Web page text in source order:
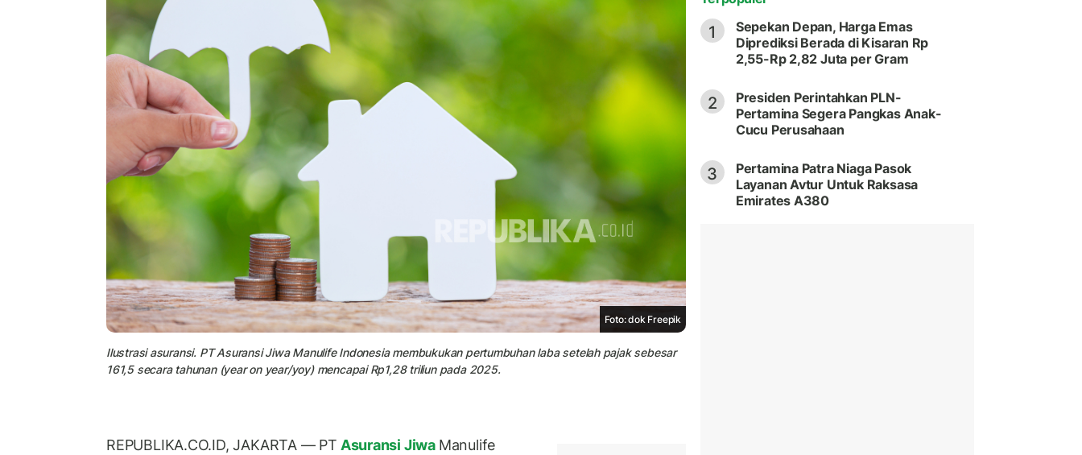
Foto: dok Freepik
Ilustrasi asuransi. PT Asuransi Jiwa Manulife Indonesia membukukan pertumbuhan laba setelah pajak sebesar
161,5 secara tahunan (year on year/yoy) mencapai Rp1,28 triliun pada 2025.
REPUBLIKA.CO.ID, JAKARTA — PT Asuransi Jiwa Manulife
1
Sepekan Depan, Harga Emas
Diprediksi Berada di Kisaran Rp
2,55-Rp 2,82 Juta per Gram
2
Presiden Perintahkan PLN-
Pertamina Segera Pangkas Anak-
Cucu Perusahaan
3
Pertamina Patra Niaga Pasok
Layanan Avtur Untuk Raksasa
Emirates A380